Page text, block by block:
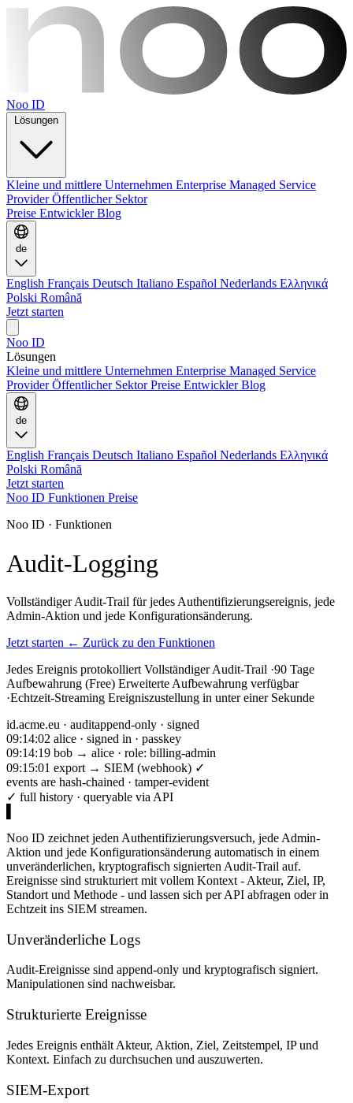
Noo ID
Kleine und mittlere Unternehmen Enterprise Managed Service
ProviderÖffentlicher Sektor
Preise EntwicklerBlog
de
English Français Deutsch Italiano Español Nederlands Ελληνικά
Polski Română
Jetzt starten
Noo ID
Lösungen
Kleine und mittlere Unternehmen Enterprise Managed Service
ProviderÖffentlicher SektorPreise EntwicklerBlog
de
English Français Deutsch Italiano Español Nederlands Ελληνικά
Polski Română
Jetzt starten
Noo ID Funktionen Preise
Noo ID · Funktionen
Audit-Logging
Vollständiger Audit-Trail für jedes Authentifizierungsereignis, jede
Admin-Aktion und jede Konfigurationsänderung.
Jetzt starten ← Zurück zu den Funktionen
Jedes Ereignis protokolliert Vollständiger Audit-Trail ·90 Tage
Aufbewahrung (Free) Erweiterte Aufbewahrung verfügbar
·Echtzeit-Streaming Ereigniszustellung in unter einer Sekunde
id.acme.eu · auditappend-only · signed
09:14:02 alice · signed in · passkey
09:14:19 bob → alice · role: billing-admin
09:15:01 export → SIEM (webhook) ✓
events are hash-chained · tamper-evident
✓ full history · queryable via API
Noo ID zeichnet jeden Authentifizierungsversuch, jede Admin-
Aktion und jede Konfigurationsänderung automatisch in einem
unveränderlichen, kryptografisch signierten Audit-Trail auf.
Ereignisse sind strukturiert mit vollem Kontext - Akteur, Ziel, IP,
Standort und Methode - und lassen sich per API abfragen oder in
Echtzeit ins SIEM streamen.
Unveränderliche Logs
Audit-Ereignisse sind append-only und kryptografisch signiert.
Manipulationen sind nachweisbar.
Strukturierte Ereignisse
Jedes Ereignis enthält Akteur, Aktion, Ziel, Zeitstempel, IP und
Kontext. Einfach zu durchsuchen und auszuwerten.
SIEM-Export